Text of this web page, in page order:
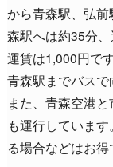
から青森駅、弘
森駅へは約35分
運賃は1,000円で
青森駅までバスで
また、青森空港
も運行していま
る場合などはお得